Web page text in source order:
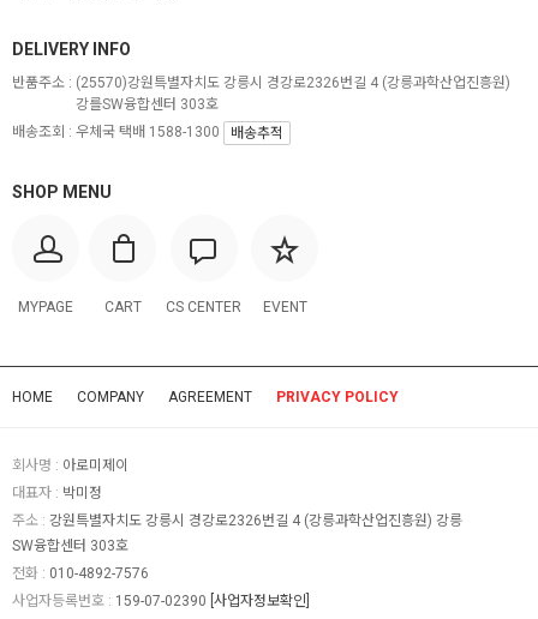
SHOP MENU
MYPAGE CART CS CENTER EVENT
DELIVERY INFO
반품주소 : (25570)강원특별자치도 강릉시 경강로2326번길 4 (강릉과학산업진흥원)
강를SW융합센터 303호
배송조회 : 우체국 택배 1588-1300
배송추적
HOME COMPANY AGREEMENT PRIVACY POLICY
회사명 : 아로미제이
대표자 : 박미정
주소 : 강원특별자치도 강릉시 경강로2326번길 4 (강릉과학산업진흥원) 강릉
SW융합센터 303호
전화 : 010-4892-7576
사업자등록번호 : 159-07-02390 [사업자정보확인]